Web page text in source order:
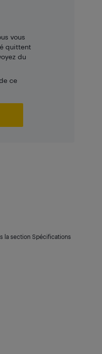
vous
quittent
du
ce
la section Spécifications